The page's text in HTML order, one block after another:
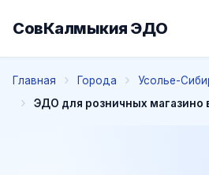
СовКалмыкия ЭДО
Главная Города
Усолье-
ЭДО для розничных магазино